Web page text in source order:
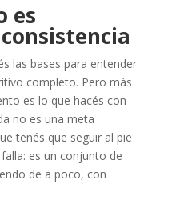
es
las bases para entender
completo. Pero más
es lo que hacés con
no es una meta
tenés que seguir al pie
es un conjunto de
de a poco, con